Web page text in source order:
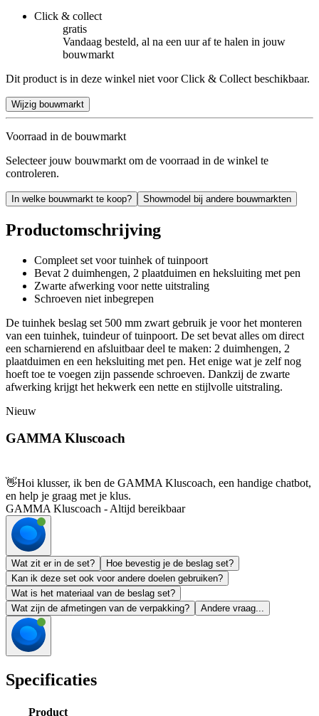
Click & collect
gratis
Vandaag besteld, al na een uur af te halen in jouw
bouwmarkt
Dit product is in deze winkel niet voor Click & Collect beschikbaar.
Wijzig bouwmarkt
Voorraad in de bouwmarkt
Selecteer jouw bouwmarkt om de voorraad in de winkel te
controleren.
In welke bouwmarkt te koop? Showmodel bij andere bouwmarkten
Productomschrijving
Compleet set voor tuinhek of tuinpoort
Bevat 2 duimhengen, 2 plaatduimen en heksluiting met pen
Zwarte afwerking voor nette uitstraling
Schroeven niet inbegrepen
De tuinhek beslag set 500 mm zwart gebruik je voor het monteren
van een tuinhek, tuindeur of tuinpoort. De set bevat alles om direct
een scharnierend en afsluitbaar deel te maken: 2 duimhengen, 2
plaatduimen en een heksluiting met pen. Het enige wat je zelf nog
hoeft toe te voegen zijn passende schroeven. Dankzij de zwarte
afwerking krijgt het hekwerk een nette en stijlvolle uitstraling.
Nieuw
GAMMA Kluscoach
👋Hoi klusser, ik ben de GAMMA Kluscoach, een handige chatbot,
en help je graag met je klus.
GAMMA Kluscoach - Altijd bereikbaar
Wat zit er in de set?
Hoe bevestig je de beslag set?
Kan ik deze set ook voor andere doelen gebruiken?
Wat is het materiaal van de beslag set?
Wat zijn de afmetingen van de verpakking?
Andere vraag...
Specificaties
Product